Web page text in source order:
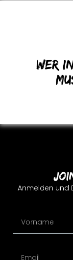
Wer
Anmelden und